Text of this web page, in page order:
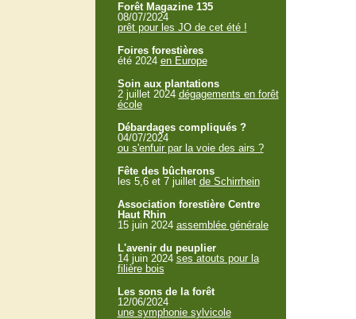
Forêt Magazine 135
08/07/2024
prêt pour les JO de cet été !
Foires forestières
été 2024 en Europe
Soin aux plantations
2 juillet 2024 dégagements en forêt
école
Débardages compliqués ?
04/07/2024
ou s'enfuir par la voie des airs ?
Fête des bûcherons
les 5,6 et 7 juillet de Schirrhein
Association forestière Centre
Haut Rhin
15 juin 2024 assemblée générale
L'avenir du peuplier
14 juin 2024 ses atouts pour la
filière bois
Les sons de la forêt
12/06/2024
une symphonie sylvicole